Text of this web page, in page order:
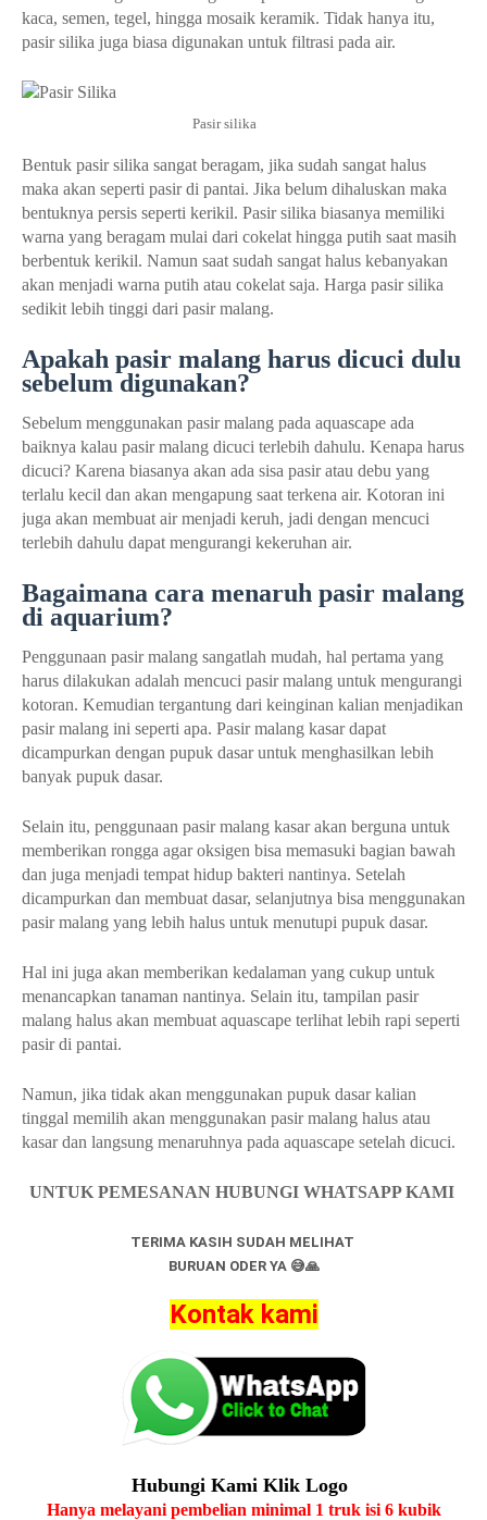
kaca, semen, tegel, hingga mosaik keramik. Tidak hanya itu,
pasir silika juga biasa digunakan untuk filtrasi pada air.
Pasir silika
Bentuk pasir silika sangat beragam, jika sudah sangat halus
maka akan seperti pasir di pantai. Jika belum dihaluskan maka
bentuknya persis seperti kerikil. Pasir silika biasanya memiliki
warna yang beragam mulai dari cokelat hingga putih saat masih
berbentuk kerikil. Namun saat sudah sangat halus kebanyakan
akan menjadi warna putih atau cokelat saja. Harga pasir silika
sedikit lebih tinggi dari pasir malang.
Apakah pasir malang harus dicuci dulu
sebelum digunakan?
Sebelum menggunakan pasir malang pada aquascape ada
baiknya kalau pasir malang dicuci terlebih dahulu. Kenapa harus
dicuci? Karena biasanya akan ada sisa pasir atau debu yang
terlalu kecil dan akan mengapung saat terkena air. Kotoran ini
juga akan membuat air menjadi keruh, jadi dengan mencuci
terlebih dahulu dapat mengurangi kekeruhan air.
Bagaimana cara menaruh pasir malang
di aquarium?
Penggunaan pasir malang sangatlah mudah, hal pertama yang
harus dilakukan adalah mencuci pasir malang untuk mengurangi
kotoran. Kemudian tergantung dari keinginan kalian menjadikan
pasir malang ini seperti apa. Pasir malang kasar dapat
dicampurkan dengan pupuk dasar untuk menghasilkan lebih
banyak pupuk dasar.
Selain itu, penggunaan pasir malang kasar akan berguna untuk
memberikan rongga agar oksigen bisa memasuki bagian bawah
dan juga menjadi tempat hidup bakteri nantinya. Setelah
dicampurkan dan membuat dasar, selanjutnya bisa menggunakan
pasir malang yang lebih halus untuk menutupi pupuk dasar.
Hal ini juga akan memberikan kedalaman yang cukup untuk
menancapkan tanaman nantinya. Selain itu, tampilan pasir
malang halus akan membuat aquascape terlihat lebih rapi seperti
pasir di pantai.
Namun, jika tidak akan menggunakan pupuk dasar kalian
tinggal memilih akan menggunakan pasir malang halus atau
kasar dan langsung menaruhnya pada aquascape setelah dicuci.
UNTUK PEMESANAN HUBUNGI WHATSAPP KAMI
TERIMA KASIH SUDAH MELIHAT
BURUAN ODER YA 😅🙏
Kontak kami
Hubungi Kami Klik Logo
Hanya melayani pembelian minimal 1 truk isi 6 kubik